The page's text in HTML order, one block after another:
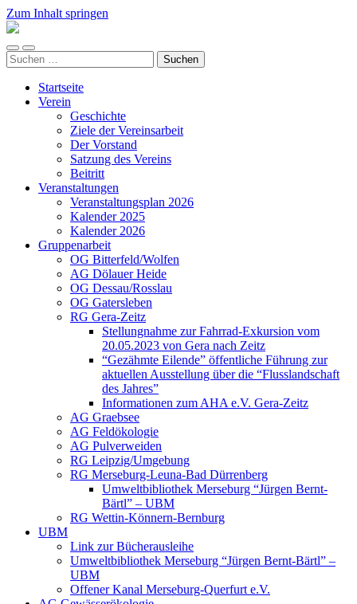
Zum Inhalt springen
Arbeitskreis
Auenwälder
zu
Halle
Mobile-
Menü
Suchfeld
ein-/ausblenden
Suchen
nach:
Startseite
Verein
Geschichte
Ziele der Vereinsarbeit
Der Vorstand
Satzung des Vereins
Beitritt
Veranstaltungen
Veranstaltungsplan 2026
Kalender 2025
Kalender 2026
Gruppenarbeit
OG Bitterfeld/Wolfen
AG Dölauer Heide
OG Dessau/Rosslau
OG Gatersleben
RG Gera-Zeitz
Stellungnahme zur Fahrrad-Exkursion vom
20.05.2023 von Gera nach Zeitz
“Gezähmte Eilende” öffentliche Führung zur
aktuellen Ausstellung über die “Flusslandschaft
des Jahres”
Informationen zum AHA e.V. Gera-Zeitz
AG Graebsee
AG Feldökologie
AG Pulverweiden
RG Leipzig/Umgebung
RG Merseburg-Leuna-Bad Dürrenberg
Umweltbibliothek Merseburg “Jürgen Bernt-
Bärtl” – UBM
RG Wettin-Könnern-Bernburg
UBM
Link zur Bücherausleihe
Umweltbibliothek Merseburg “Jürgen Bernt-Bärtl” –
UBM
Offener Kanal Merseburg-Querfurt e.V.